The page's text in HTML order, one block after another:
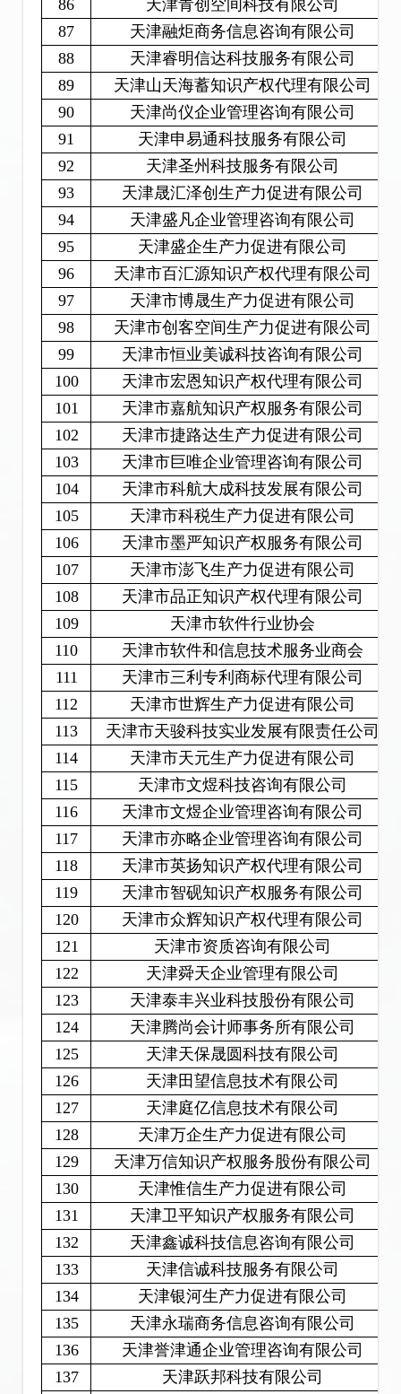
86
天津青创空间科技有限公司
87
天津融炬商务信息咨询有限公司
88
天津睿明信达科技服务有限公司
89
天津山天海蓄知识产权代理有限公司
90
天津尚仪企业管理咨询有限公司
91
天津申易通科技服务有限公司
92
天津圣州科技服务有限公司
93
天津晟汇泽创生产力促进有限公司
94
天津盛凡企业管理咨询有限公司
95
天津盛企生产力促进有限公司
96
天津市百汇源知识产权代理有限公司
97
天津市博晟生产力促进有限公司
98
天津市创客空间生产力促进有限公司
99
天津市恒业美诚科技咨询有限公司
100
天津市宏恩知识产权代理有限公司
101
天津市嘉航知识产权服务有限公司
102
天津市捷路达生产力促进有限公司
103
天津市巨唯企业管理咨询有限公司
104
天津市科航大成科技发展有限公司
105
天津市科税生产力促进有限公司
106
天津市墨严知识产权服务有限公司
107
天津市澎飞生产力促进有限公司
108
天津市品正知识产权代理有限公司
109
天津市软件行业协会
110
天津市软件和信息技术服务业商会
111
天津市三利专利商标代理有限公司
112
天津市世辉生产力促进有限公司
113
天津市天骏科技实业发展有限责任公司
114
天津市天元生产力促进有限公司
115
天津市文煜科技咨询有限公司
116
天津市文煜企业管理咨询有限公司
117
天津市亦略企业管理咨询有限公司
118
天津市英扬知识产权代理有限公司
119
天津市智砚知识产权服务有限公司
120
天津市众辉知识产权代理有限公司
121
天津市资质咨询有限公司
122
天津舜天企业管理有限公司
123
天津泰丰兴业科技股份有限公司
124
天津腾尚会计师事务所有限公司
125
天津天保晟圆科技有限公司
126
天津田望信息技术有限公司
127
天津庭亿信息技术有限公司
128
天津万企生产力促进有限公司
129
天津万信知识产权服务股份有限公司
130
天津惟信生产力促进有限公司
131
天津卫平知识产权服务有限公司
132
天津鑫诚科技信息咨询有限公司
133
天津信诚科技服务有限公司
134
天津银河生产力促进有限公司
135
天津永瑞商务信息咨询有限公司
136
天津誉津通企业管理咨询有限公司
137
天津跃邦科技有限公司